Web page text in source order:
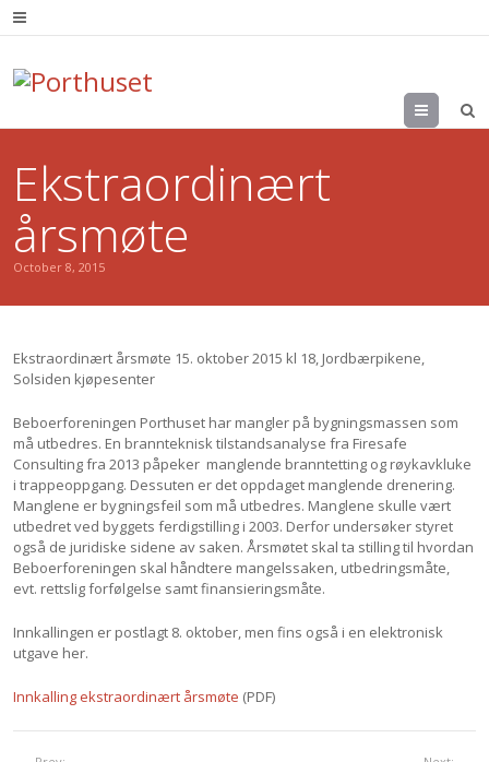
Menu
Ekstraordinært
årsmøte
October 8, 2015
Ekstraordinært årsmøte 15. oktober 2015 kl 18, Jordbærpikene,
Solsiden kjøpesenter
Beboerforeningen Porthuset har mangler på bygningsmassen som
må utbedres. En brannteknisk tilstandsanalyse fra Firesafe
Consulting fra 2013 påpeker manglende branntetting og røykavkluke
i trappeoppgang. Dessuten er det oppdaget manglende drenering.
Manglene er bygningsfeil som må utbedres. Manglene skulle vært
utbedret ved byggets ferdigstilling i 2003. Derfor undersøker styret
også de juridiske sidene av saken. Årsmøtet skal ta stilling til hvordan
Beboerforeningen skal håndtere mangelssaken, utbedringsmåte,
evt. rettslig forfølgelse samt finansieringsmåte.
Innkallingen er postlagt 8. oktober, men fins også i en elektronisk
utgave her.
Innkalling ekstraordinært årsmøte (PDF)